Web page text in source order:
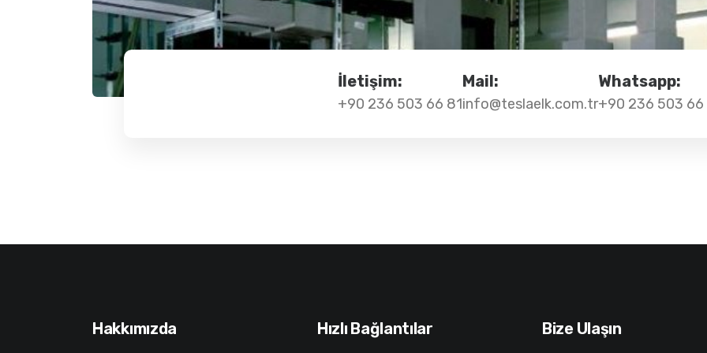
İletişim:
+90 236 503 66 81
Mail:
info@teslaelk.com.tr
Whatsapp:
+90 236 503 66
Hakkımızda Hızlı Bağlantılar Bize Ulaşın